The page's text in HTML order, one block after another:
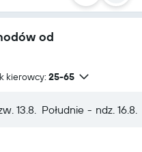
od
kierowcy: 25-65
13.8. Południe - ndz. 16.8.